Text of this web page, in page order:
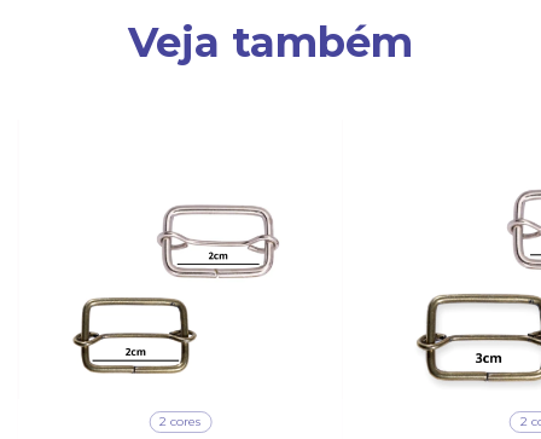
Veja também
2 cores 2